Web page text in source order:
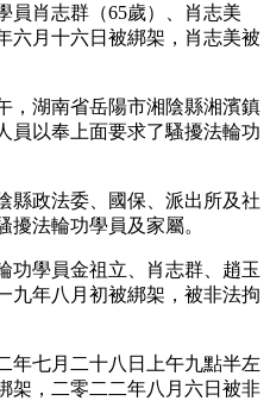
肖志群（65歲）、肖志美
六月十六日被綁架，肖志美被
湖南省岳陽市湘陰縣湘濱鎮
員以奉上面要求了騷擾法輪功
政法委、國保、派出所及社
擾法輪功學員及家屬。
學員金祖立、肖志群、趙玉
九年八月初被綁架，被非法拘
七月二十八日上午九點半左
架，二零二二年八月六日被非